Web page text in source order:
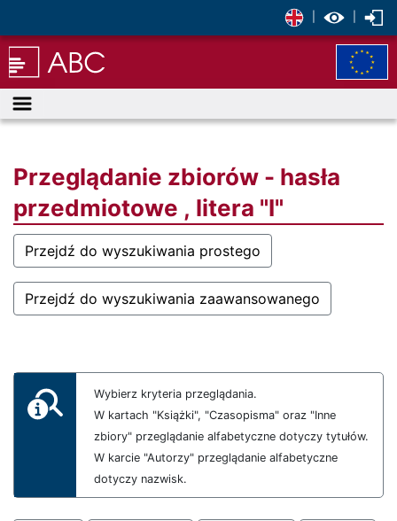
Menu
Przeglądanie zbiorów - hasła
przedmiotowe , litera "I"
Przejdź do wyszukiwania prostego
Przejdź do wyszukiwania zaawansowanego
Wybierz kryteria przeglądania.
W kartach "Książki", "Czasopisma" oraz "Inne
zbiory" przeglądanie alfabetyczne dotyczy tytułów.
W karcie "Autorzy" przeglądanie alfabetyczne
dotyczy nazwisk.